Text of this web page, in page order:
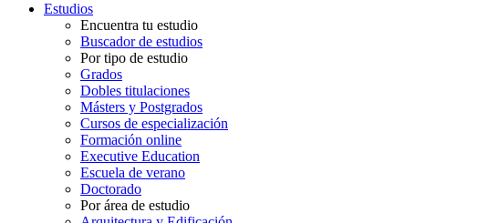
Estudios
Encuentra tu estudio
Buscador de estudios
Por tipo de estudio
Grados
Dobles titulaciones
Másters y Postgrados
Cursos de especialización
Formación online
Executive Education
Escuela de verano
Doctorado
Por área de estudio